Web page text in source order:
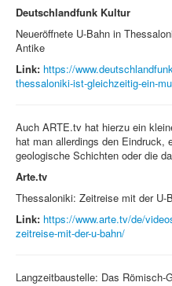
Deutschlandfunk Kultur
Neueröffnete U-Bahn in
Antike
Link: https://
thessaloniki-ist-gleichzeitig-ein-
Auch ARTE.tv hat hierzu ein
hat man allerdings den Eindruck,
geologische Schichten oder die
Arte.tv
Thessaloniki: Zeitreise mit der U-
Link: https://www.arte.tv/de/
zeitreise-mit-der-u-bahn/
Langzeitbaustelle: Das Römisch-